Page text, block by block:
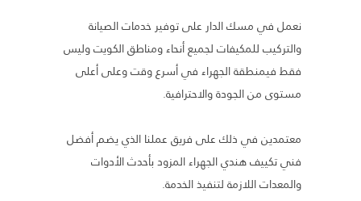
نعمل في مسك الدار على توفير خدمات الصيانة
والتركيب للمكيفات لجميع أنحاء ومناطق الكويت وليس
فقط فيمنطقة الجهراء في أسرع وقت وعلى أعلى
مستوى من الجودة والاحترافية.
معتمدين في ذلك على فريق عملنا الذي يضم أفضل
فني تكييف هندي الجهراء المزود بأحدث الأدوات
والمعدات اللازمة لتنفيذ الخدمة.